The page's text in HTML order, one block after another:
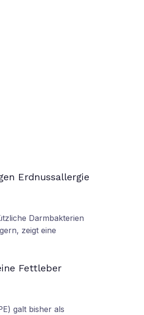
Erdnussallergie
Darmbakterien
zeigt eine
Fettleber
galt bisher als